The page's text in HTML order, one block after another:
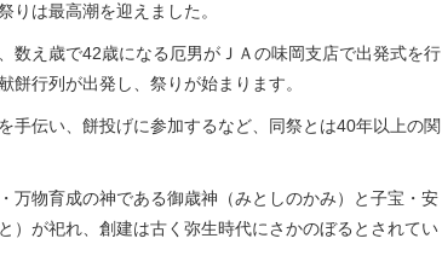
りは最高潮を迎えました。
え歳で42歳になる厄男がＪＡの味岡支店で出発式を行
餅行列が出発し、祭りが始まります。
伝い、餅投げに参加するなど、同祭とは40年以上の関
物育成の神である御歳神（みとしのかみ）と子宝・安
）が祀れ、創建は古く弥生時代にさかのぼるとされてい